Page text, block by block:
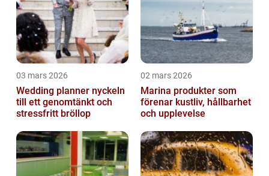
03 mars 2026
Wedding planner nyckeln
till ett genomtänkt och
stressfritt bröllop
02 mars 2026
Marina produkter som
förenar kustliv, hållbarhet
och upplevelse